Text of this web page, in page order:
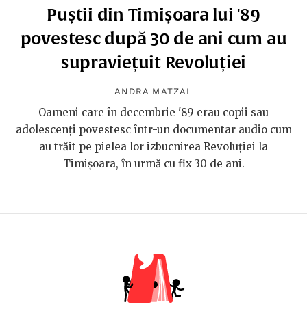
Puștii din Timișoara lui '89
povestesc după 30 de ani cum au
supraviețuit Revoluției
ANDRA MATZAL
Oameni care în decembrie '89 erau copii sau
adolescenți povestesc într-un documentar audio cum
au trăit pe pielea lor izbucnirea Revoluției la
Timișoara, în urmă cu fix 30 de ani.